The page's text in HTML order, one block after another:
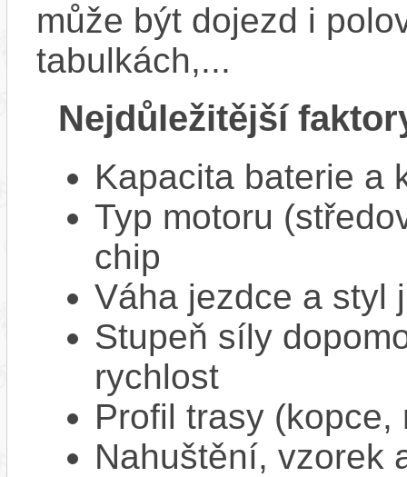
může být dojezd i
tabulkách,...
Nejdůležitější
Kapacita baterie a
Typ motoru
chip
Váha jezdce a styl
Stupeň síly
rychlost
Profil trasy
Nahuštění, vzorek